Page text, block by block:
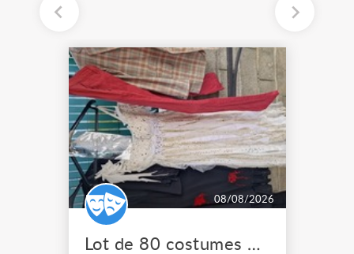
08/08/2026
Lot de 80 costumes de scène pro